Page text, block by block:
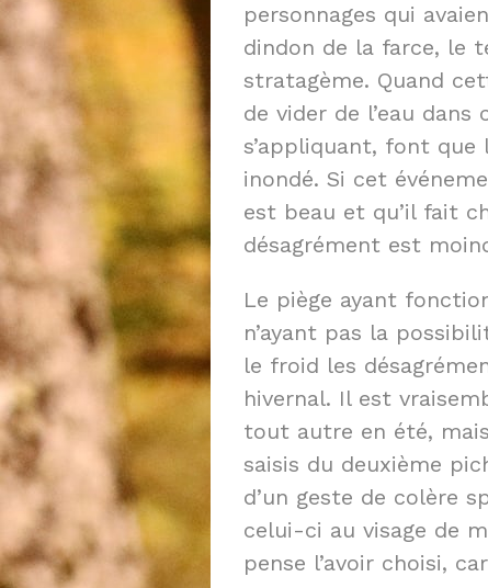
personnages qui
dindon de la farce, le
stratagème. Quand
de vider de l’eau
s’appliquant, font
inondé. Si cet
est beau et qu’il fait
désagrément est
Le piège ayant
n’ayant pas la
le froid les
hivernal. Il est
tout autre en été,
saisis du deuxième
d’un geste de colère
celui-ci au visage de
pense l’avoir choisi,